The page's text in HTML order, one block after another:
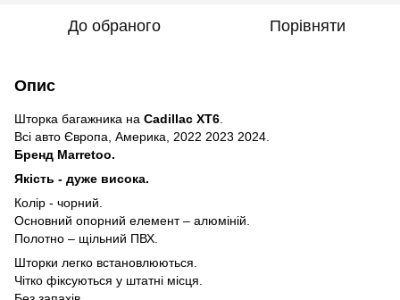
До обраного Порівняти
Опис
Шторка багажника на Cadillac XT6
Всі авто Європа, Америка, 2022 2023 2024.
Бренд Marretoo.
Якість - дуже висока.
Колір - чорний.
Основний опорний елемент – алюміній.
Полотно – щільний ПВХ.
Шторки легко встановлюються.
Чітко фіксуються у штатні місця.